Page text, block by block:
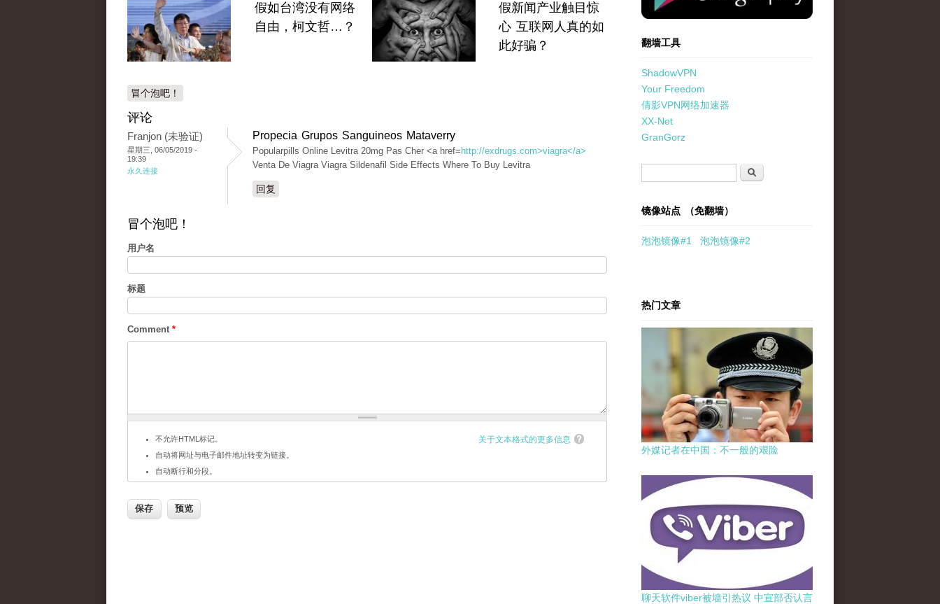
假如台湾没有网络
自由，柯文哲…？
假新闻产业触目惊
心 互联网人真的如
此好骗？
冒个泡吧！
评论
Franjon (未验证)
星期三, 06/05/2019 -
19:39
永久连接
Propecia Grupos Sanguineos Mataverry
Popularpills Online Levitra 20mg Pas Cher <a href= http://exdrugs.com>viagra</a>
Venta De Viagra Viagra Sildenafil Side Effects Where To Buy Levitra
回复
冒个泡吧！
用户名
标题
Comment *
关于文本格式的更多信息
不允许HTML标记。
自动将网址与电子邮件地址转变为链接。
自动断行和分段。
翻墙工具
ShadowVPN
Your Freedom
倩影VPN网络加速器
XX-Net
GranGorz
搜索
镜像站点 （免翻墙）
泡泡镜像#1 泡泡镜像#2
热门文章
外媒记者在中国：不一般的艰险
聊天软件viber被墙引热议 中宣部否认言